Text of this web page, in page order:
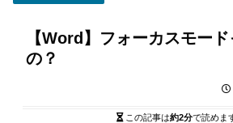
【Word】フォーカスモー
の？
この記事は約2分で読めま